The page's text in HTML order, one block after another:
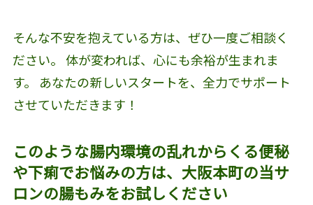
そんな不安を抱えている方は、ぜひ一度ご相談く
ださい。 体が変われば、心にも余裕が生まれま
す。 あなたの新しいスタートを、全力でサポート
させていただきます！
このような腸内環境の乱れからくる便秘
や下痢でお悩みの方は、大阪本町の当サ
ロンの腸もみをお試しください